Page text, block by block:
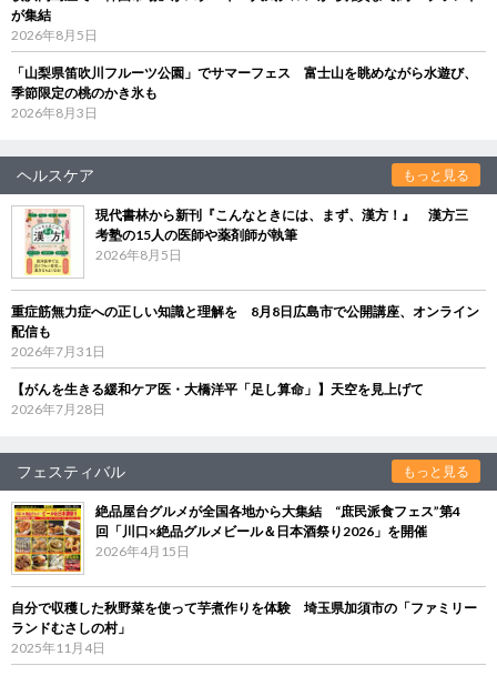
が集結
2026年8月5日
「山梨県笛吹川フルーツ公園」でサマーフェス 富士山を眺めながら水遊び、
季節限定の桃のかき氷も
2026年8月3日
ヘルスケア もっと見る
現代書林から新刊『こんなときには、まず、漢方！』 漢方三
考塾の15人の医師や薬剤師が執筆
2026年8月5日
重症筋無力症への正しい知識と理解を 8月8日広島市で公開講座、オンライン
配信も
2026年7月31日
【がんを生きる緩和ケア医・大橋洋平「足し算命」】天空を見上げて
2026年7月28日
フェスティバル もっと見る
絶品屋台グルメが全国各地から大集結 “庶民派食フェス”第4
回「川口×絶品グルメビール＆日本酒祭り2026」を開催
2026年4月15日
自分で収穫した秋野菜を使って芋煮作りを体験 埼玉県加須市の「ファミリー
ランドむさしの村」
2025年11月4日